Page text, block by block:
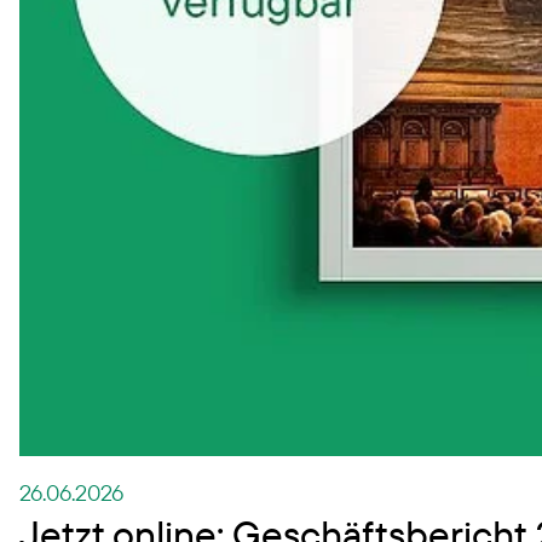
26.06.2026